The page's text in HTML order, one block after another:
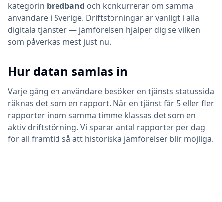
kategorin bredband och konkurrerar om samma
användare i Sverige. Driftstörningar är vanligt i alla
digitala tjänster — jämförelsen hjälper dig se vilken
som påverkas mest just nu.
Hur datan samlas in
Varje gång en användare besöker en tjänsts statussida
räknas det som en rapport. När en tjänst får 5 eller fler
rapporter inom samma timme klassas det som en
aktiv driftstörning. Vi sparar antal rapporter per dag
för all framtid så att historiska jämförelser blir möjliga.